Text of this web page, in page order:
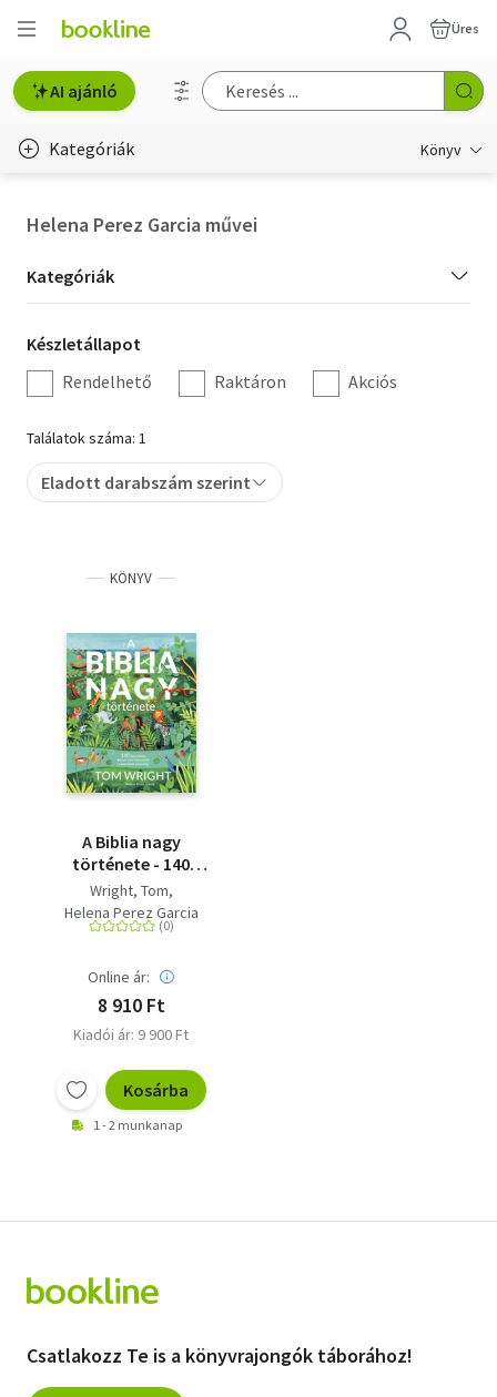
Üres
AI ajánló
Kategóriák Könyv
Hobbi, szabadidő
Irodalom
Művészet
Szakkönyv
Tankönyv, segédkönyv
Társadalomtudomány
Természettudomány
Történelem
Vallás
Helena Perez Garcia művei
Kategória
szűrés
Kategóriák
Készletállapot
szűrés
Készletállapot
Rendelhető
Raktáron Akciós
Találatok száma: 1
Eladott darabszám szerint
KÖNYV
A Biblia nagy
története - 140
fejezetben Mózes első
könyvétől a Jelenések
könyvéig
Wright, Tom
Helena Perez Garcia
Online ár:
8 910 Ft
Kiadói ár: 9 900 Ft
Kosárba
1 - 2 munkanap
Csatlakozz Te is a könyvrajongók táborához!